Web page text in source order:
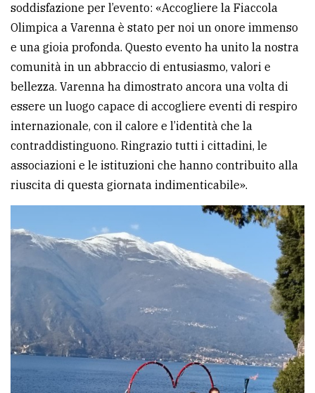
soddisfazione per l’evento: «Accogliere la Fiaccola
Olimpica a Varenna è stato per noi un onore immenso
e una gioia profonda. Questo evento ha unito la nostra
comunità in un abbraccio di entusiasmo, valori e
bellezza. Varenna ha dimostrato ancora una volta di
essere un luogo capace di accogliere eventi di respiro
internazionale, con il calore e l’identità che la
contraddistinguono. Ringrazio tutti i cittadini, le
associazioni e le istituzioni che hanno contribuito alla
riuscita di questa giornata indimenticabile».